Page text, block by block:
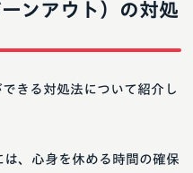
ンアウト）の対処
きる対処法について紹介し
、心身を休める時間の確保